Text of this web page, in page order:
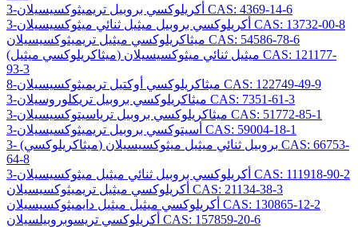
3-أكريلوكسي بروبيل تريميثوكسيسيلان CAS: 4369-14-6
3-أكريلوكسي بروبيل ميثيل ثنائي ميثوكسيسيلان CAS: 13732-00-8
ميثاكريلوكسي ميثيل تريميثوكسيسيلان CAS: 54586-78-6
(ميثاكريلوكسي ميثيل) ميثيل ثنائي ميثوكسيسيلان CAS: 121177-
93-3
8-ميثاكريلوكسي أوكتيل تريميثوكسيسيلان CAS: 122749-49-9
3-ميثاكريلوكسي بروبيل تريكلوروسيلان CAS: 7351-61-3
3-ميثاكريلوكسي بروبيل ترياسيتوكسيسيلان CAS: 51772-85-1
3-أسيتوكسي بروبيل تريميثوكسيسيلان CAS: 59004-18-1
3- (ميثاكريلوكسي) بروبيل ثنائي ميثيل ميثوكسيسيلان CAS: 66753-
64-8
3-أكريلوكسي بروبيل ثنائي ميثيل ميثوكسيسيلان CAS: 111918-90-2
أكريلوكسي ميثيل تريميثوكسيسيلان CAS: 21134-38-3
أكريلوكسي ميثيل ميثيل دايميثوكسيسيلان CAS: 130865-12-2
أكريلوكسي تريسوبروبيلسيلان CAS: 157859-20-6